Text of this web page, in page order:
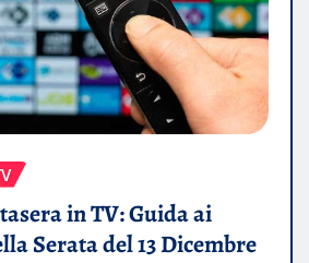
in TV: Guida ai
Serata del 13 Dicembre